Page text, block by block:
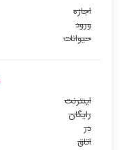
اجازه
ورود
حیوانات
اینترنت
رایگان
در
اتاق